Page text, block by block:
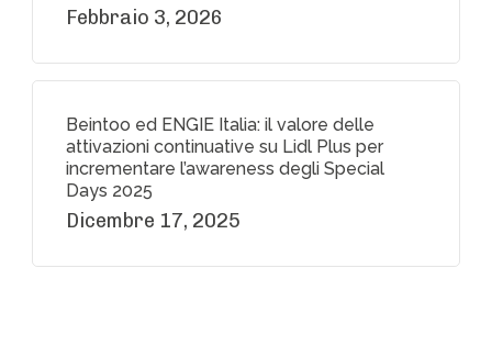
Febbraio 3, 2026
Beintoo ed ENGIE Italia: il valore delle
attivazioni continuative su Lidl Plus per
incrementare l’awareness degli Special
Days 2025
Dicembre 17, 2025